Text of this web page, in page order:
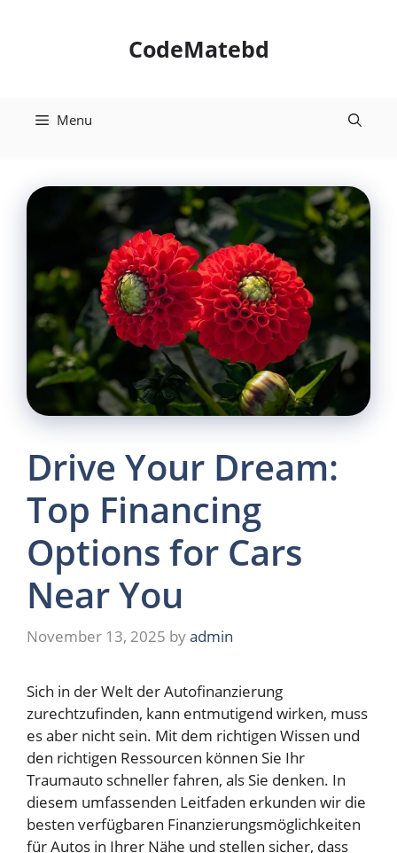
CodeMatebd
Menu
Drive Your Dream:
Top Financing
Options for Cars
Near You
November 13, 2025 byadmin
Sich in der Welt der Autofinanzierung
zurechtzufinden, kann entmutigend wirken, muss
es aber nicht sein. Mit dem richtigen Wissen und
den richtigen Ressourcen können Sie Ihr
Traumauto schneller fahren, als Sie denken. In
diesem umfassenden Leitfaden erkunden wir die
besten verfügbaren Finanzierungsmöglichkeiten
für Autos in Ihrer Nähe und stellen sicher, dass